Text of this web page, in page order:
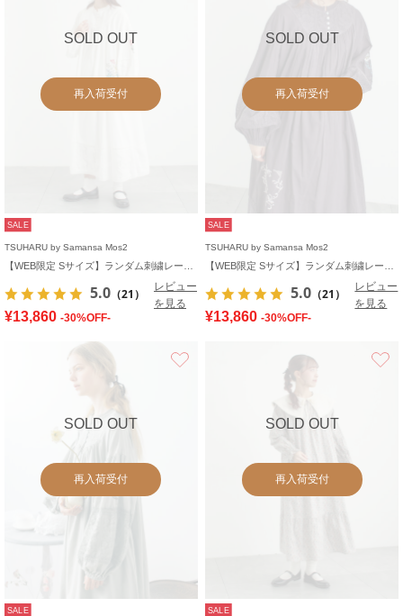
SOLD OUT
再入荷受付
SALE
TSUHARU by Samansa Mos2
5.0 （21）
レビュー
を見る
¥13,860 -30%OFF-
SOLD OUT
再入荷受付
SALE
TSUHARU by Samansa Mos2
5.0 （21）
レビュー
を見る
¥13,860 -30%OFF-
SOLD OUT
再入荷受付
SALE
SOLD OUT
再入荷受付
SALE